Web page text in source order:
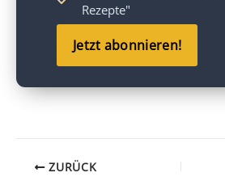
Rezepte"
Jetzt abonnieren!
ZURÜCK